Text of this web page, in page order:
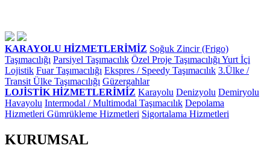
KARAYOLU HİZMETLERİMİZ Soğuk Zincir (Frigo)
Taşımacılığı Parsiyel Taşımacılık Özel Proje TaşımacılığıYurt İçi
Lojistik Fuar Taşımacılığı Ekspres / Speedy Taşımacılık 3.Ülke /
Transit Ülke Taşımacılığı Güzergahlar
LOJİSTİK HİZMETLERİMİZ Karayolu Denizyolu Demiryolu
Havayolu Intermodal / Multimodal Taşımacılık Depolama
Hizmetleri Gümrükleme Hizmetleri Sigortalama Hizmetleri
KURUMSAL